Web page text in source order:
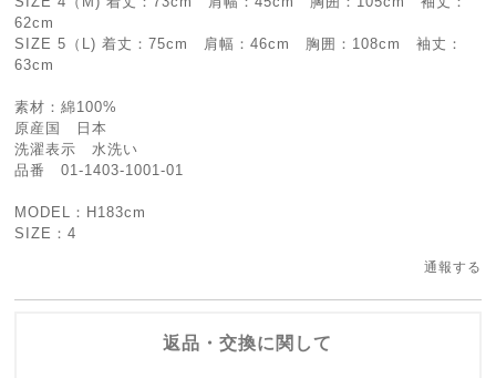
62cm
SIZE 5（L) 着丈：75cm 肩幅：46cm 胸囲：108cm 袖丈：
63cm
素材：綿100%
原産国 日本
洗濯表示 水洗い
品番 01-1403-1001-01
MODEL：H183cm
SIZE：4
通報する
返品・交換に関して